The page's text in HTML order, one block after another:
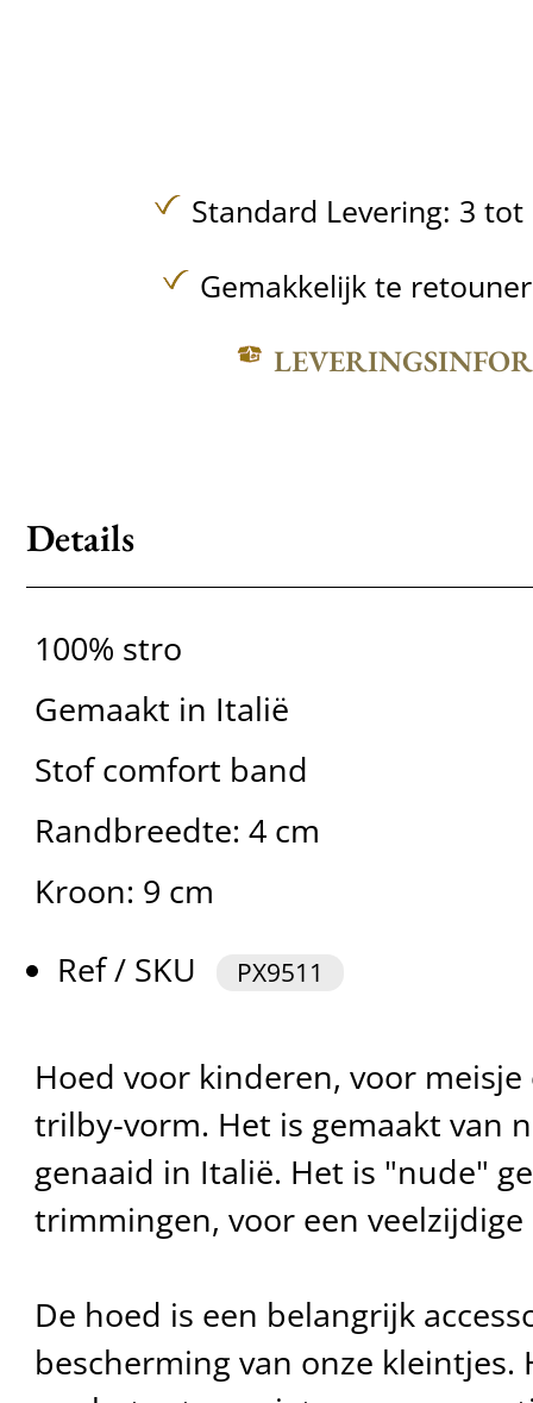
Standard Levering: 3
Gemakkelijk te
Details
100% stro
Gemaakt in Italië
Stof comfort band
Randbreedte: 4 cm
Kroon: 9 cm
Ref / SKU
PX9511
Hoed voor kinderen, voor
trilby-vorm. Het is gemaakt van
genaaid in Italië. Het is "nude"
trimmingen, voor een veelzijdige
De hoed is een belangrijk
bescherming van onze